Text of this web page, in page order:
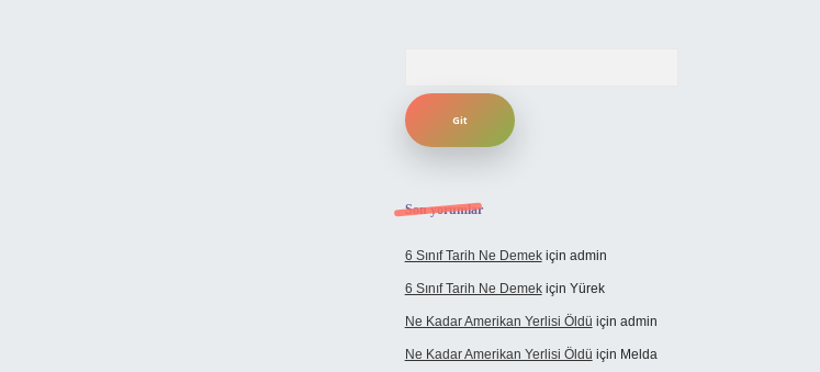
Son yorumlar
6 Sınıf Tarih Ne Demekiçin admin
6 Sınıf Tarih Ne Demekiçin Yürek
Ne Kadar Amerikan Yerlisi Öldü için admin
Ne Kadar Amerikan Yerlisi Öldü için Melda